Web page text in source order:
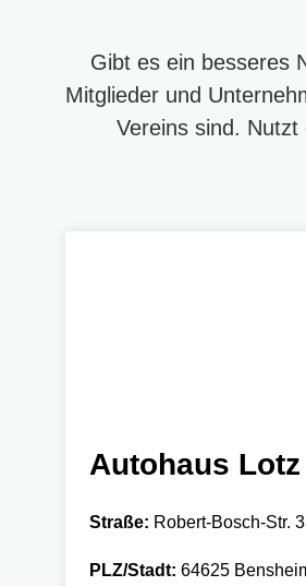
Gibt es ein besseres
Mitglieder und
Vereins sind.
Autohaus Lotz
Straße: Robert-Bosch-Str.
PLZ/Stadt: 64625